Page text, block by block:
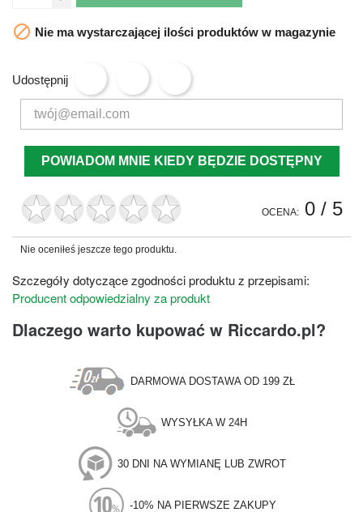
 Nie ma wystarczającej ilości produktów w magazynie
Udostępnij
POWIADOM MNIE KIEDY BĘDZIE DOSTĘPNY
OCENA: 0 / 5
Nie oceniłeś jeszcze tego produktu.
Szczegóły dotyczące zgodności produktu z przepisami:
Producent odpowiedzialny za produkt
Dlaczego warto kupować w Riccardo.pl?
DARMOWA DOSTAWA OD 199 ZŁ
WYSYŁKA W 24H
30 DNI NA WYMIANĘ LUB ZWROT
-10% NA PIERWSZE ZAKUPY